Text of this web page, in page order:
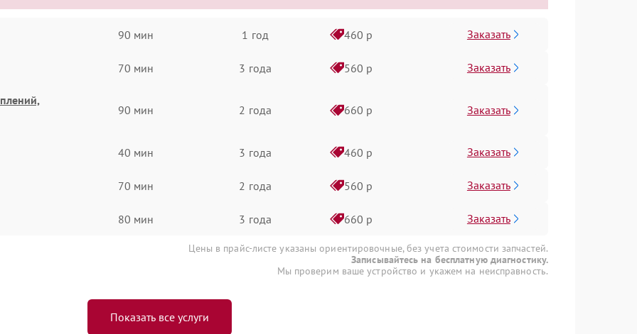
90 мин 1 год 460 р Заказать
70 мин 3 года 560 р Заказать
90 мин 2 года 660 р Заказать
40 мин 3 года 460 р Заказать
70 мин 2 года 560 р Заказать
80 мин 3 года 660 р Заказать
Цены в прайс-листе указаны ориентировочные, без учета стоимости запчастей.
Записывайтесь на бесплатную диагностику.
Мы проверим ваше устройство и укажем на неисправность.
Показать все услуги